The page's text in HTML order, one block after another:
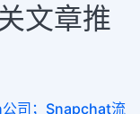
文章推
公司；Snapchat流